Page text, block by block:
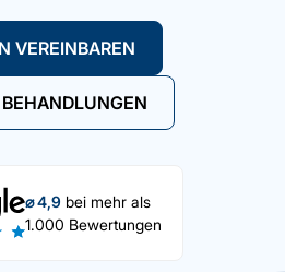
VEREINBAREN
⌀ 4,9 bei mehr als
1.000 Bewertungen